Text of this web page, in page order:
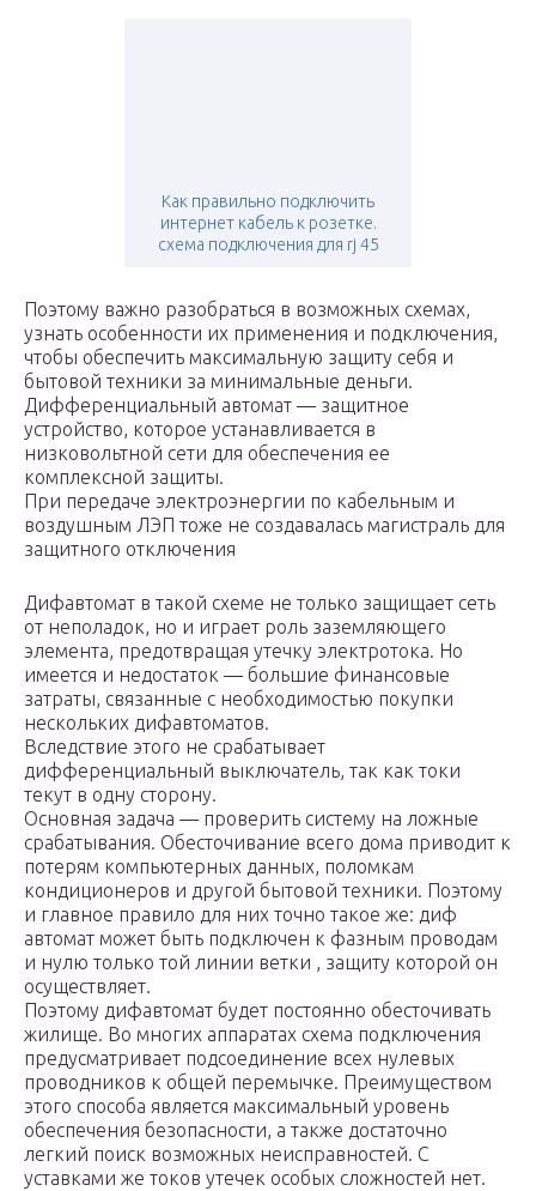
Как правильно подключить
интернет кабель к розетке.
схема подключения для rj 45
Поэтому важно разобраться в возможных схемах,
узнать особенности их применения и подключения,
чтобы обеспечить максимальную защиту себя и
бытовой техники за минимальные деньги.
Дифференциальный автомат — защитное
устройство, которое устанавливается в
низковольтной сети для обеспечения ее
комплексной защиты.
При передаче электроэнергии по кабельным и
воздушным ЛЭП тоже не создавалась магистраль для
защитного отключения
Дифавтомат в такой схеме не только защищает сеть
от неполадок, но и играет роль заземляющего
элемента, предотвращая утечку электротока. Но
имеется и недостаток — большие финансовые
затраты, связанные с необходимостью покупки
нескольких дифавтоматов.
Вследствие этого не срабатывает
дифференциальный выключатель, так как токи
текут в одну сторону.
Основная задача — проверить систему на ложные
срабатывания. Обесточивание всего дома приводит к
потерям компьютерных данных, поломкам
кондиционеров и другой бытовой техники. Поэтому
и главное правило для них точно такое же: диф
автомат может быть подключен к фазным проводам
и нулю только той линии ветки , защиту которой он
осуществляет.
Поэтому дифавтомат будет постоянно обесточивать
жилище. Во многих аппаратах схема подключения
предусматривает подсоединение всех нулевых
проводников к общей перемычке. Преимуществом
этого способа является максимальный уровень
обеспечения безопасности, а также достаточно
легкий поиск возможных неисправностей. С
уставками же токов утечек особых сложностей нет.